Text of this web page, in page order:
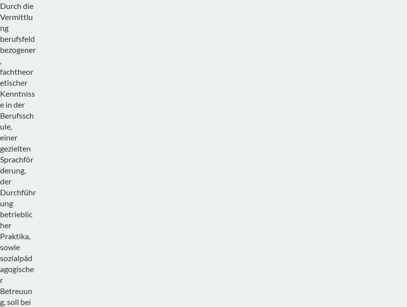
Durch die
Vermittlu
ng
berufsfeld
bezogener
fachtheor
etischer
Kenntniss
e in der
Berufssch
ule,
einer
gezielten
Sprachför
derung,
der
Durchführ
ung
betrieblic
her
Praktika,
sowie
sozialpäd
agogische
r
Betreuun
g, soll bei